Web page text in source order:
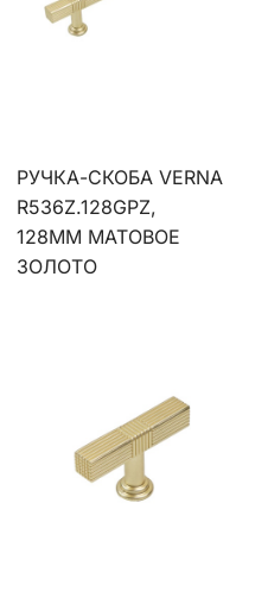
РУЧКА-СКОБА VERNA
R536Z.128GPZ,
128ММ МАТОВОЕ
ЗОЛОТО